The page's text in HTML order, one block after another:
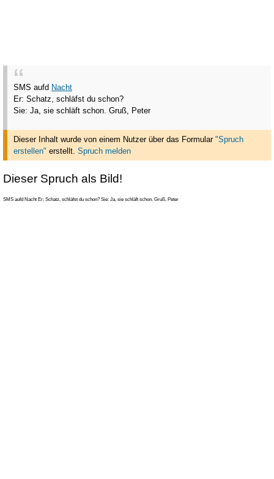
SMS aufd Nacht
Er: Schatz, schläfst du schon?
Sie: Ja, sie schläft schon. Gruß, Peter
Dieser Inhalt wurde von einem Nutzer über das Formular "Spruch
erstellen" erstellt. Spruch melden
Dieser Spruch als Bild!
SMS aufd Nacht Er: Schatz, schläfst du schon? Sie: Ja, sie schläft schon. Gruß, Peter